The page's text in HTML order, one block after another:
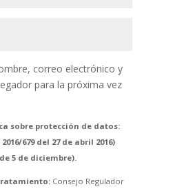
correo electrónico y
para la próxima vez
sobre protección de datos:
679 del 27 de abril 2016)
de 5 de diciembre).
Consejo Regulador